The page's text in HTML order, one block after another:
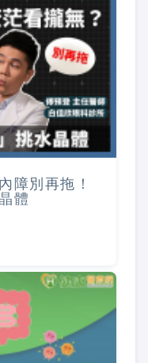
障別再拖！
體